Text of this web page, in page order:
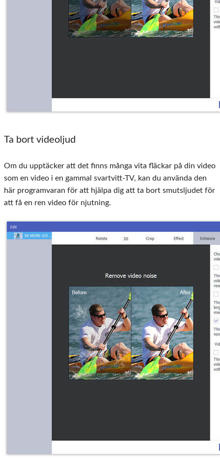
Ta bort videoljud
Om du upptäcker att det finns många vita fläckar på din video
som en video i en gammal svartvitt-TV, kan du använda den
här programvaran för att hjälpa dig att ta bort smutsljudet för
att få en ren video för njutning.